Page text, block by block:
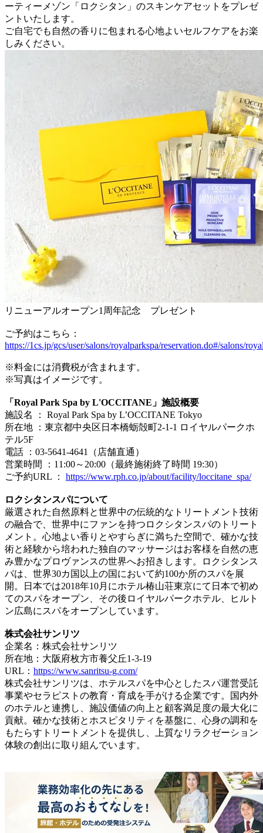
ーティーメゾン「ロクシタン」のスキンケアセットをプレゼ
ントいたします。
ご自宅でも自然の香りに包まれる心地よいセルフケアをお楽
しみください。
リニューアルオープン1周年記念 プレゼント
ご予約はこちら：
https://1cs.jp/gcs/user/salons/royalparkspa/reservation.do#/salons/
※料金には消費税が含まれます。
※写真はイメージです。
「Royal Park Spa by L'OCCITANE」施設概要
施設名 ： Royal Park Spa by L’OCCITANE Tokyo
所在地 ：東京都中央区日本橋蛎殻町2-1-1 ロイヤルパークホ
テル5F
電話 ：03-5641-4641（店舗直通）
営業時間 ：11:00～20:00（最終施術終了時間 19:30）
ご予約URL ： https://www.rph.co.jp/about/facility/loccitane_spa/
ロクシタンスパについて
厳選された自然原料と世界中の伝統的なトリートメント技術
の融合で、世界中にファンを持つロクシタンスパのトリート
メント。心地よい香りとやすらぎに満ちた空間で、確かな技
術と経験から培われた独自のマッサージはお客様を自然の恵
み豊かなプロヴァンスの世界へお招きします。ロクシタンス
パは、世界30カ国以上の国において約100か所のスパを展
開。日本では2018年10月にホテル椿山荘東京にて日本で初め
てのスパをオープン、その後ロイヤルパークホテル、ヒルト
ン広島にスパをオープンしています。
株式会社サンリツ
企業名：株式会社サンリツ
所在地：大阪府枚方市養父丘1-3-19
URL： https://www.sanritsu-g.com/
株式会社サンリツは、ホテルスパを中心としたスパ運営受託
事業やセラピストの教育・育成を手がける企業です。国内外
のホテルと連携し、施設価値の向上と顧客満足度の最大化に
貢献。確かな技術とホスピタリティを基盤に、心身の調和を
もたらすトリートメントを提供し、上質なリラクゼーション
体験の創出に取り組んでいます。